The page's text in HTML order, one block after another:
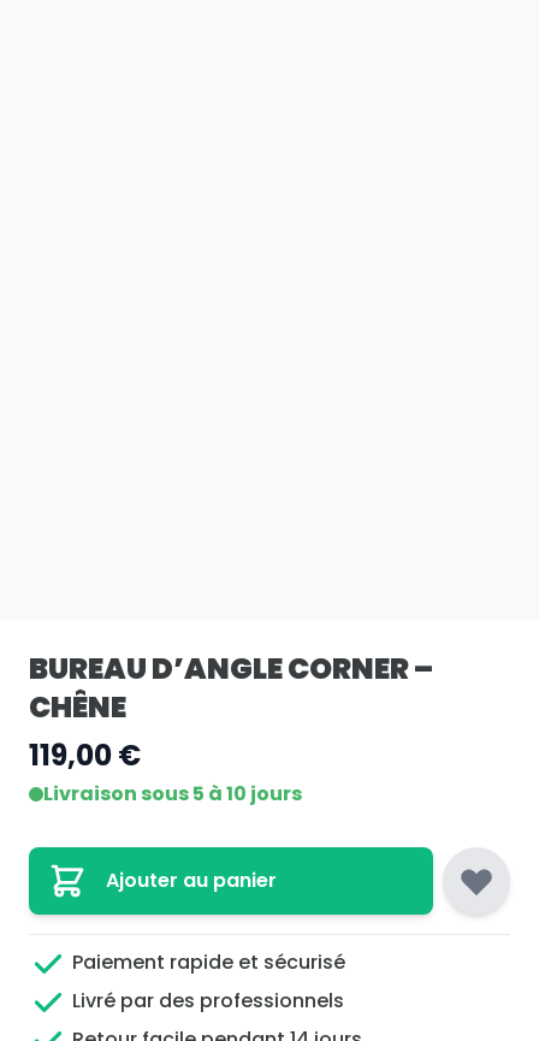
BUREAU D’ANGLE CORNER –
CHÊNE
119,00 €
Livraison sous 5 à 10 jours
Ajouter au panier
Paiement rapide et sécurisé
Livré par des professionnels